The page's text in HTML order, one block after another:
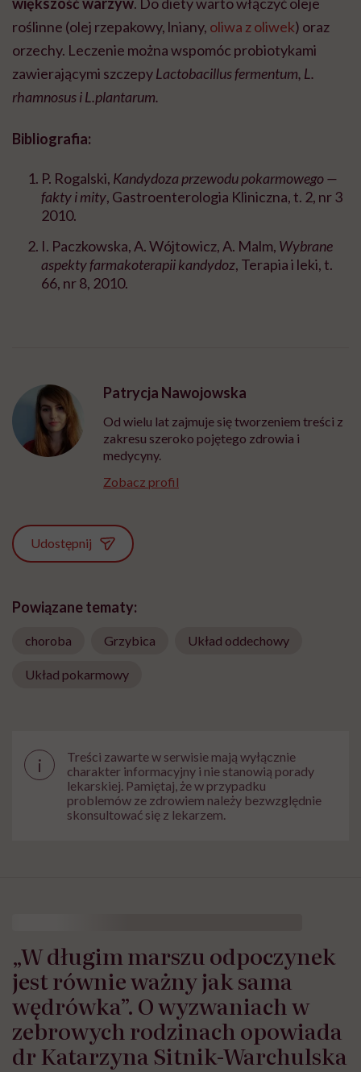
roślinne (olej rzepakowy, lniany, oliwa z oliwek) oraz
orzechy. Leczenie można wspomóc probiotykami
zawierającymi szczepyLactobacillus fermentum, L.
rhamnosus i L.plantarum.
Bibliografia:
P. Rogalski, Kandydoza przewodu pokarmowego —
fakty i mity, Gastroenterologia Kliniczna, t. 2, nr 3
2010.
I. Paczkowska, A. Wójtowicz, A. Malm, Wybrane
aspekty farmakoterapii kandydoz, Terapia i leki, t.
66, nr 8, 2010.
Patrycja Nawojowska
Od wielu lat zajmuje się tworzeniem treści z
zakresu szeroko pojętego zdrowia i
medycyny.
Zobacz profil
Udostępnij
Powiązane tematy:
choroba Grzybica Układ oddechowy
Układ pokarmowy
i
Treści zawarte w serwisie mają wyłącznie
charakter informacyjny i nie stanowią porady
lekarskiej. Pamiętaj, że w przypadku
problemów ze zdrowiem należy bezwzględnie
skonsultować się z lekarzem.
„W długim marszu odpoczynek
jest równie ważny jak sama
wędrówka”. O wyzwaniach w
zebrowych rodzinach opowiada
dr Katarzyna Sitnik-Warchulska